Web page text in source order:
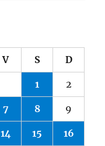
V S D
1 2
7 8 9
14 15 16